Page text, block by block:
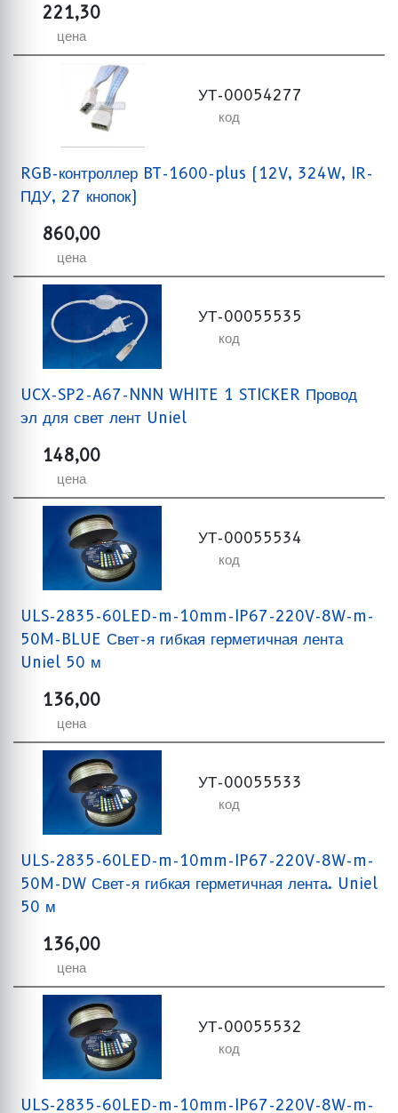
221,30
цена
УТ-00054277
код
RGB-контроллер BT-1600-plus (12V, 324W, IR-
ПДУ, 27 кнопок)
860,00
цена
УТ-00055535
код
UCX-SP2-A67-NNN WHITE 1 STICKER Провод
эл для свет лент Uniel
148,00
цена
УТ-00055534
код
ULS-2835-60LED-m-10mm-IP67-220V-8W-m-
50M-BLUE Свет-я гибкая герметичная лента
Uniel 50 м
136,00
цена
УТ-00055533
код
ULS-2835-60LED-m-10mm-IP67-220V-8W-m-
50M-DW Свет-я гибкая герметичная лента. Uniel
50 м
136,00
цена
УТ-00055532
код
ULS-2835-60LED-m-10mm-IP67-220V-8W-m-